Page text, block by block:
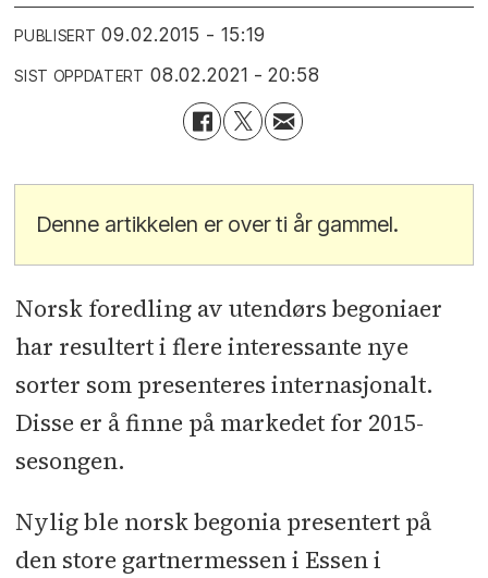
PUBLISERT 09.02.2015 - 15:19
SIST OPPDATERT 08.02.2021 - 20:58
Denne artikkelen er over ti år gammel.
Norsk foredling av utendørs begoniaer
har resultert i flere interessante nye
sorter som presenteres internasjonalt.
Disse er å finne på markedet for 2015-
sesongen.
Nylig ble norsk begonia presentert på
den store gartnermessen i Essen i